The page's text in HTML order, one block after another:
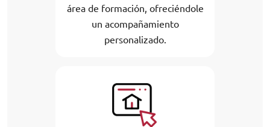
área de formación, ofreciéndole
un acompañamiento
personalizado.